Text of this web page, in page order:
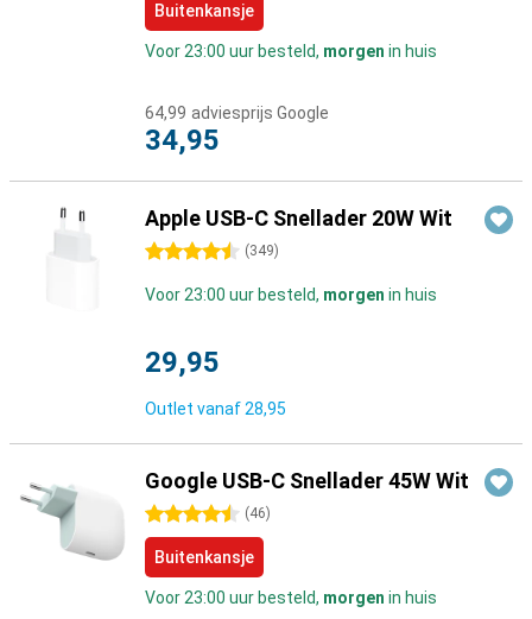
Buitenkansje
Voor 23:00 uur besteld, morgen in huis
64,99 adviesprijs Google
34,95
Apple USB-C Snellader 20W Wit
4.5 sterren (349)
Voor 23:00 uur besteld, morgen in huis
29,95
Outlet vanaf 28,95
Google USB-C Snellader 45W Wit
4.5 sterren (46)
Buitenkansje
Voor 23:00 uur besteld, morgen in huis